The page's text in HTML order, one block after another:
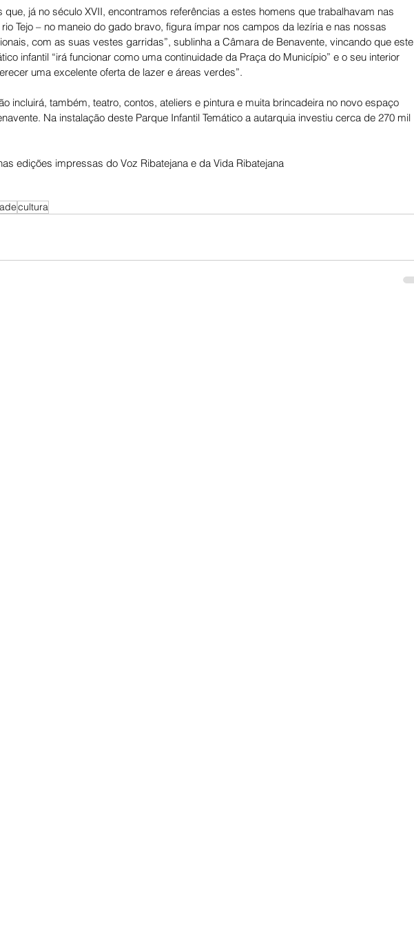
que, já no século XVII, encontramos referências a estes homens que trabalhavam nas
Tejo – no maneio do gado bravo, figura ímpar nos campos da lezíria e nas nossas
com as suas vestes garridas”, sublinha a Câmara de Benavente, vincando que este
infantil “irá funcionar como uma continuidade da Praça do Município” e o seu interior
uma excelente oferta de lazer e áreas verdes”.
incluirá, também, teatro, contos, ateliers e pintura e muita brincadeira no novo espaço
Na instalação deste Parque Infantil Temático a autarquia investiu cerca de 270 mil
edições impressas do Voz Ribatejana e da Vida Ribatejana
cultura